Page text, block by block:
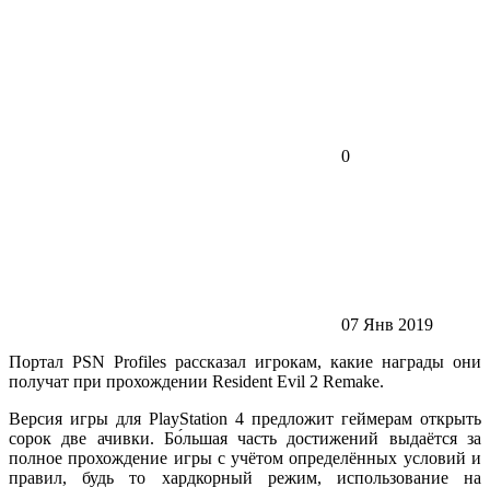
0
07 Янв 2019
Портал PSN Profiles рассказал игрокам, какие награды они
получат при прохождении Resident Evil 2 Remake.
Версия игры для PlayStation 4 предложит геймерам открыть
сорок две ачивки. Бо́льшая часть достижений выдаётся за
полное прохождение игры с учётом определённых условий и
правил, будь то хардкорный режим, использование на